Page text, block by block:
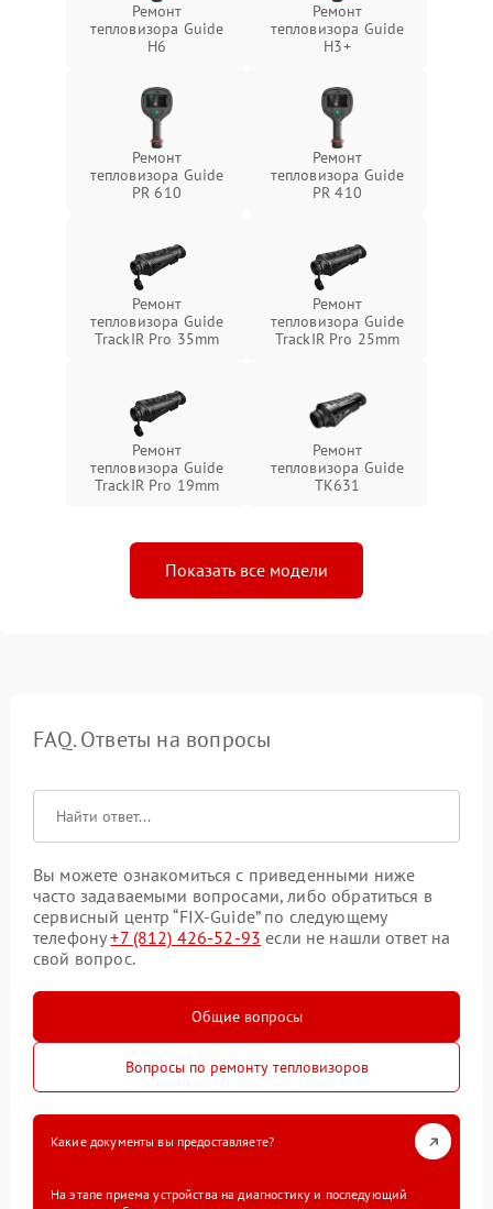
Ремонт
тепловизора Guide
H6
Ремонт
тепловизора Guide
H3+
Ремонт
тепловизора Guide
PR 610
Ремонт
тепловизора Guide
PR 410
Ремонт
тепловизора Guide
TrackIR Pro 35mm
Ремонт
тепловизора Guide
TrackIR Pro 25mm
Ремонт
тепловизора Guide
TrackIR Pro 19mm
Ремонт
тепловизора Guide
TK631
Показать все модели
FAQ. Ответы на вопросы
Вы можете ознакомиться с приведенными ниже
часто задаваемыми вопросами, либо обратиться в
сервисный центр “FIX-Guide” по следующему
телефону+7 (812) 426-52-93 если не нашли ответ на
свой вопрос.
Общие вопросы
Вопросы по ремонту тепловизоров
Какие документы вы предоставляете?
На этапе приема устройства на диагностику и последующий